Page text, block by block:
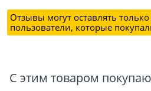
Отзывы могут оставлять
пользователи, которые
С этим товаром